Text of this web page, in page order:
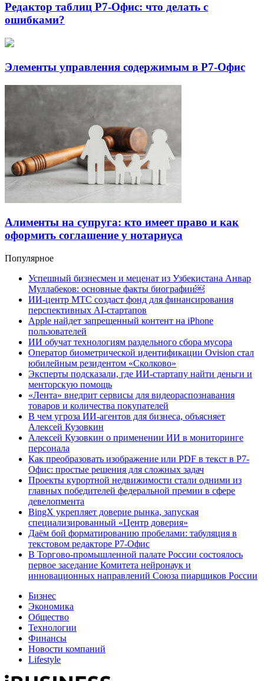
Редактор таблиц Р7-Офис: что делать с
ошибками?
Элементы управления содержимым в Р7-Офис
Алименты на супруга: кто имеет право и как
оформить соглашение у нотариуса
Популярное
Успешный бизнесмен и меценат из Узбекистана Анвар
Муллабеков: основные факты биографии￼
ИИ-центр МТС создаст фонд для финансирования
перспективных AI-стартапов
Apple найдет запрещенный контент на iPhone
пользователей
ИИ обучат технологиям раздельного сбора мусора
Оператор биометрической идентификации Ovision стал
юбилейным резидентом «Сколково»
Эксперты подсказали, где ИИ-стартапу найти деньги и
менторскую помощь
«Лента» внедрит сервисы для видеораспознавания
товаров и количества покупателей
В чем угроза ИИ-агентов для бизнеса, объясняет
Алексей Кузовкин
Алексей Кузовкин о применении ИИ в мониторинге
персонала
Как преобразовать изображение или PDF в текст в Р7-
Офис: простые решения для сложных задач
Проекты курортной недвижимости стали одними из
главных победителей федеральной премии в сфере
девелопмента
BingX укрепляет доверие рынка, запуская
специализированный «Центр доверия»
Даём бой форматированию пробелами: табуляция в
текстовом редакторе Р7-Офис
В Торгово-промышленной палате России состоялось
первое заседание Комитета нейронаук и
инновационных направлений Союза пиарщиков России
Бизнес
Экономика
Общество
Технологии
Финансы
Новости компаний
Lifestyle